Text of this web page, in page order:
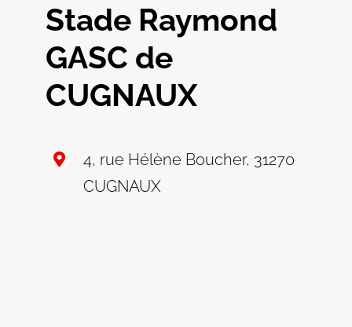
Stade Raymond
GASC de
CUGNAUX
4, rue Hélène Boucher, 31270
CUGNAUX